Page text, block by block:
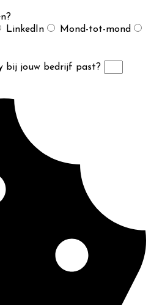
LinkedIn
Mond-tot-mond
bij jouw bedrijf past?